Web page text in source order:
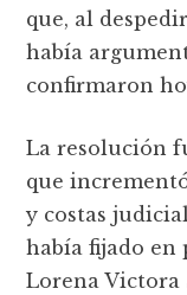
que, al
había
confirmaron
La resolución
que incrementó
y costas
había fijado en
Lorena Victora